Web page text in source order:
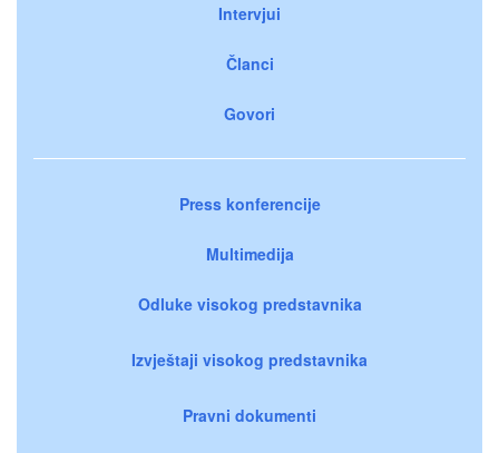
Intervjui
Članci
Govori
Press konferencije
Multimedija
Odluke visokog predstavnika
Izvještaji visokog predstavnika
Pravni dokumenti